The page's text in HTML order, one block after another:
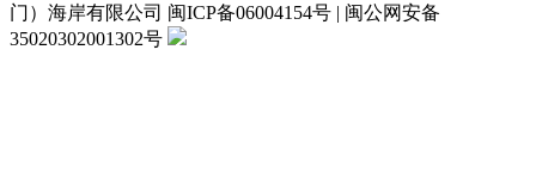
门）海岸有限公司 闽ICP备06004154号 | 闽公网安备
35020302001302号